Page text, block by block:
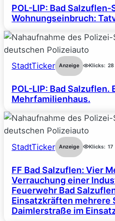
POL-LIP: Bad
Wohnungseinbruch:
StadtTicker Anzeige Klicks: 28
POL-LIP: Bad Salzuflen.
Mehrfamilienhaus.
StadtTicker Anzeige Klicks: 17
FF Bad Salzuflen: Vier
Verrauchung einer
Feuerwehr Bad
Einsatzkräften mehrere
Daimlerstraße im